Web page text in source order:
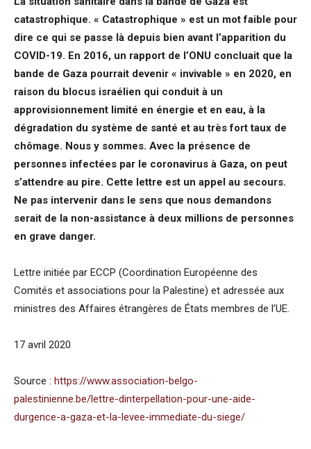
catastrophique. « Catastrophique » est un mot faible pour
dire ce qui se passe là depuis bien avant l’apparition du
COVID-19. En 2016, un rapport de l’ONU concluait que la
bande de Gaza pourrait devenir « invivable » en 2020, en
raison du blocus israélien qui conduit à un
approvisionnement limité en énergie et en eau, à la
dégradation du système de santé et au très fort taux de
chômage. Nous y sommes. Avec la présence de
personnes infectées par le coronavirus à Gaza, on peut
s’attendre au pire. Cette lettre est un appel au secours.
Ne pas intervenir dans le sens que nous demandons
serait de la non-assistance à deux millions de personnes
en grave danger.
Lettre initiée par ECCP (Coordination Européenne des
Comités et associations pour la Palestine) et adressée aux
ministres des Affaires étrangères de États membres de l’UE.
17 avril 2020
Source : https://www.association-belgo-
palestinienne.be/lettre-dinterpellation-pour-une-aide-
durgence-a-gaza-et-la-levee-immediate-du-siege/